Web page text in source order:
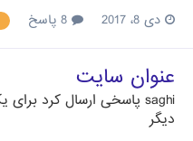
دی 8، 2017
عنوان سایت
saghi پاسخی ارسال کرد
دیگر